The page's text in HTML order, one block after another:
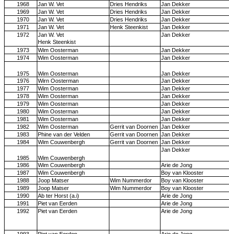
1968
Jan W. Vet Dries Hendriks
Jan Dekker
1969
Jan W. Vet Dries Hendriks
Jan Dekker
1970
Jan W. Vet Dries Hendriks
Jan Dekker
1971
Jan W. Vet Henk Steenkist
Jan Dekker
1972
Jan W. Vet
Jan Dekker
Henk Steenkist
1973
Wim Oosterman
Jan Dekker
1974
Wim Oosterman Jan Dekker
1975 Wim Oosterman
Jan Dekker
1976
Wirn Oosterman
Jan Dekker
1977
Wim Oosterman
Jan Dekker
1978
Wim Oosterman
Jan Dekker
1979
Wim Oosterman
Jan Dekker
1980
Wim Oosterman
Jan Dekker
1981
Wim Oosterman
Jan Dekker
1982
Wim Oosterman Gerrit van Doornen Jan Dekker
1983
Phine van der Velden Gerrit van Doornen Jan Dekker
1984
Wim Couwenbergh Gerrit van Doornen Jan Dekker
1985 Wim Couwenbergh
Jan Dekker
1986 Wim Couwenbergh
Arie de Jong
1987
Wim Couwenbergh
Boy van Klooster
1988
Joop Matser Wim Nummerdor
Boy van Klooster
1989
Joop Matser Wim Nummerdor
Boy van Klooster
1990
Ab ter Horst (a.i)
Arie de Jong
1991
Piet van Eerden
Arie de Jong
1992
Piet van Eerden Arie de Jong